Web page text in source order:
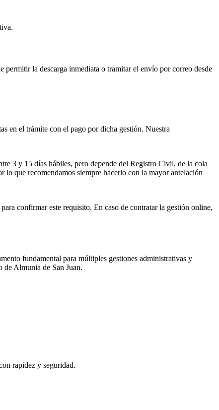
la descarga inmediata o tramitar el envío por correo desde
en el trámite con el pago por dicha gestión. Nuestra
3 y 15 días hábiles, pero depende del Registro Civil, de la cola
lo que recomendamos siempre hacerlo con la mayor antelación
para confirmar este requisito. En caso de contratar la gestión online,
fundamental para múltiples gestiones administrativas y
de Almunia de San Juan.
rapidez y seguridad.